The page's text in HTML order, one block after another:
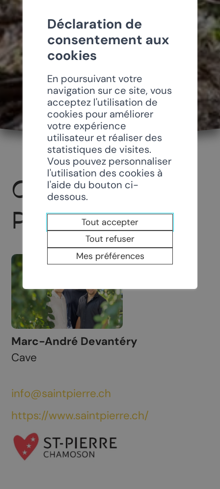
CAVE SAINT-
PIERRE
Marc-André Devantéry
Cave
info@saintpierre.ch
https://www.saintpierre.ch/
Déclaration de
consentement aux
cookies
En poursuivant votre
navigation sur ce site, vous
acceptez l'utilisation de
cookies pour améliorer
votre expérience
utilisateur et réaliser des
statistiques de visites.
Vous pouvez personnaliser
l'utilisation des cookies à
l'aide du bouton ci-
dessous.
Tout accepter
Tout refuser
Mes préférences